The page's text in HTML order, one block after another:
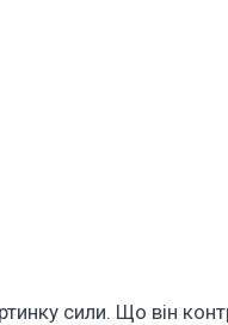
сили. Що він